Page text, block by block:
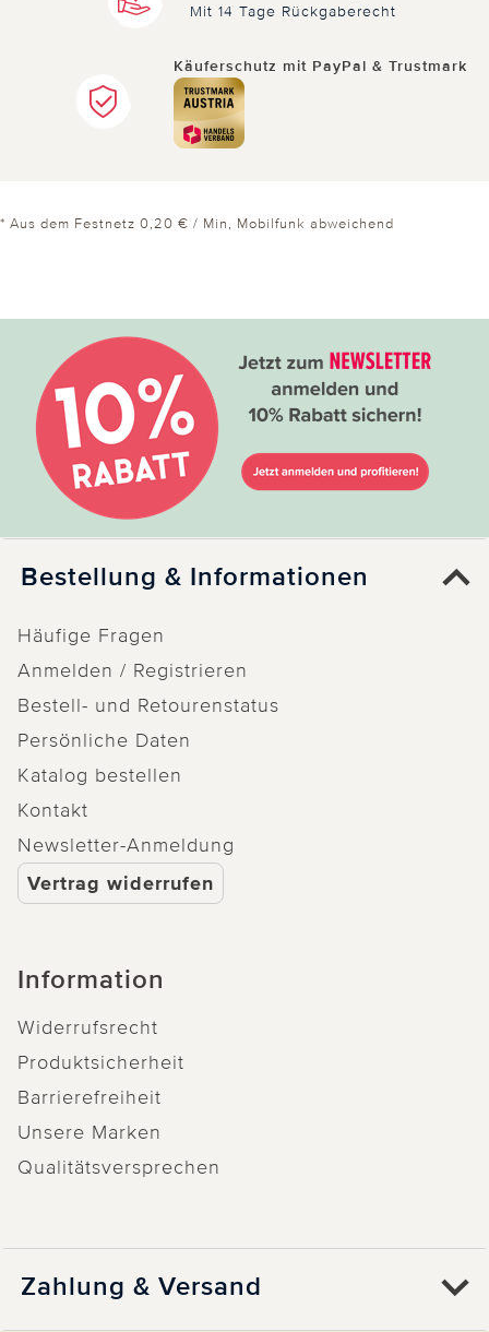
Mit 14 Tage Rückgaberecht
Käuferschutz mit PayPal & Trustmark
* Aus dem Festnetz 0,20 € / Min, Mobilfunk abweichend
Bestellung & Informationen
Häufige Fragen
Anmelden / Registrieren
Bestell- und Retourenstatus
Persönliche Daten
Katalog bestellen
Kontakt
Newsletter-Anmeldung
Vertrag widerrufen
Information
Widerrufsrecht
Produktsicherheit
Barrierefreiheit
Unsere Marken
Qualitätsversprechen
Zahlung & Versand